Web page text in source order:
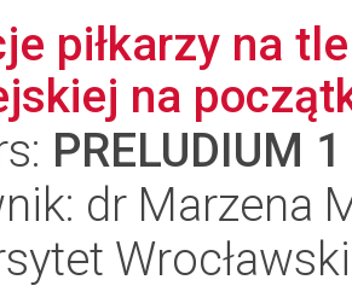
piłkarzy na
na
PRELUDIUM 1
dr Marzena